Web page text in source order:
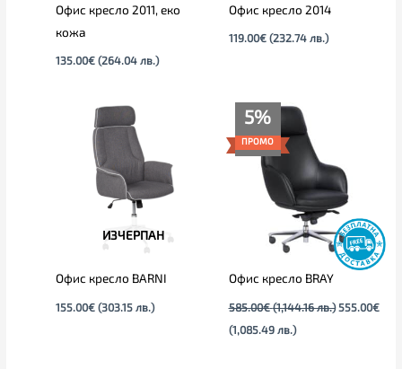
Офис кресло 2011, еко
кожа
135.00€ (264.04 лв.)
Офис кресло 2014
119.00€ (232.74 лв.)
ИЗЧЕРПАН
Офис кресло BARNI
155.00€ (303.15 лв.)
5%
ПРОМО
Офис кресло BRAY
585.00€ (1,144.16 лв.)
(1,144.16
лв.).
555.00€
(1,085.49 лв.)
Текущата
цена
е:
555.00€
(1,085.49
лв.).